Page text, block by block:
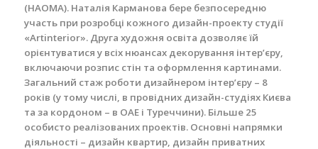
(НАОМА). Наталія Карманова бере безпосередню
участь при розробці кожного дизайн-проекту студії
«Artinterior».Друга художня освіта дозволяє їй
орієнтуватися у всіх нюансах декорування інтер’єру,
включаючи розпис стін та оформлення картинами.
Загальний стаж роботи дизайнером інтер’єру – 8
років (у тому числі, в провідних дизайн-студіях Києва
та за кордоном – в ОАЕ і Туреччини). Більше 25
особисто реалізованих проектів. Основні напрямки
діяльності – дизайн квартир, дизайн приватних